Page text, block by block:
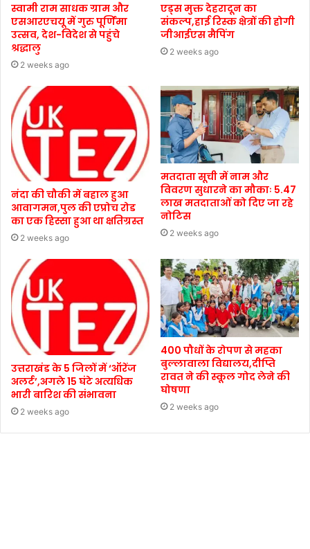
स्वामी राम साधक ग्राम और
एसआरएचयू में गुरु पूर्णिमा
उत्सव, देश-विदेश से पहुंचे
श्रद्धालु
2 weeks ago
एड्स मुक्त देहरादून का
संकल्प,हाई रिस्क क्षेत्रों की होगी
जीआईएस मैपिंग
2 weeks ago
नंदा की चौकी में बहाल हुआ
आवागमन,पुल की एप्रोच रोड
का एक हिस्सा हुआ था क्षतिग्रस्त
2 weeks ago
मतदाता सूची में नाम और
विवरण सुधारने का मौकाः 5.47
लाख मतदाताओं को दिए जा रहे
नोटिस
2 weeks ago
उत्तराखंड के 5 जिलों में ‘ऑरेंज
अलर्ट’,अगले 15 घंटे अत्यधिक
भारी बारिश की संभावना
2 weeks ago
400 पौधों के रोपण से महका
बुल्लावाला विद्यालय,दीप्ति
रावत ने की स्कूल गोद लेने की
घोषणा
2 weeks ago